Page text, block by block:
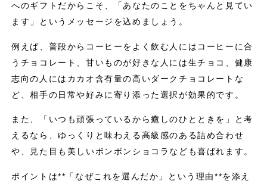
へのギフトだからこそ、「あなたのことをちゃんと見てい
ます」というメッセージを込めましょう。
例えば、普段からコーヒーをよく飲む人にはコーヒーに合
うチョコレート、甘いものが好きな人には生チョコ、健康
志向の人にはカカオ含有量の高いダークチョコレートな
ど、相手の日常や好みに寄り添った選択が効果的です。
また、「いつも頑張っているから癒しのひとときを」と考
えるなら、ゆっくりと味わえる高級感のある詰め合わせ
や、見た目も美しいボンボンショコラなども喜ばれます。
ポイントは**「なぜこれを選んだか」という理由**を添え